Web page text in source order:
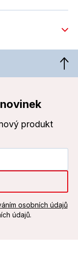
produkt
osobních údajů
údajů.